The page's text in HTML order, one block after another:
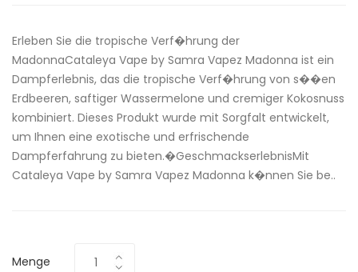
Erleben Sie die tropische Verf�hrung der
MadonnaCataleya Vape by Samra Vapez Madonna ist ein
Dampferlebnis, das die tropische Verf�hrung von s��en
Erdbeeren, saftiger Wassermelone und cremiger Kokosnuss
kombiniert. Dieses Produkt wurde mit Sorgfalt entwickelt,
um Ihnen eine exotische und erfrischende
Dampferfahrung zu bieten.�GeschmackserlebnisMit
Cataleya Vape by Samra Vapez Madonna k�nnen Sie be..
Menge